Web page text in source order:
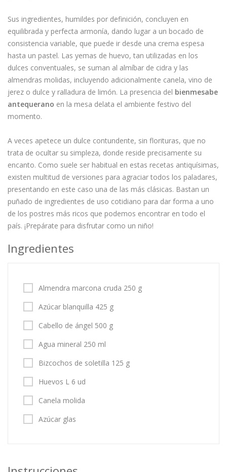
Sus ingredientes, humildes por definición, concluyen en
equilibrada y perfecta armonía, dando lugar a un bocado de
consistencia variable, que puede ir desde una crema espesa
hasta un pastel. Las yemas de huevo, tan utilizadas en los
dulces conventuales, se suman al almíbar de cidra y las
almendras molidas, incluyendo adicionalmente canela, vino de
jerez o dulce y ralladura de limón. La presencia del bienmesabe
antequerano en la mesa delata el ambiente festivo del
momento.
A veces apetece un dulce contundente, sin florituras, que no
trata de ocultar su simpleza, donde reside precisamente su
encanto. Como suele ser habitual en estas recetas antiquísimas,
existen multitud de versiones para agraciar todos los paladares,
presentando en este caso una de las más clásicas. Bastan un
puñado de ingredientes de uso cotidiano para dar forma a uno
de los postres más ricos que podemos encontrar en todo el
país. ¡Prepárate para disfrutar como un niño!
Ingredientes
Almendra marcona cruda 250 g
Azúcar blanquilla 425 g
Cabello de ángel 500 g
Agua mineral 250 ml
Bizcochos de soletilla 125 g
Huevos L 6 ud
Canela molida
Azúcar glas